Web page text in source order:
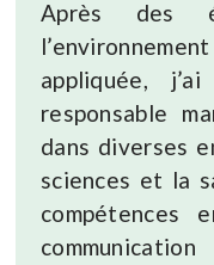
Après des
appliquée,
responsable
dans diverses
sciences et la